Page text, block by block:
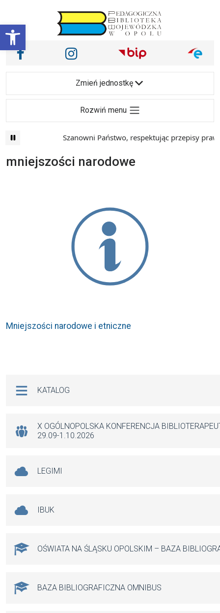
Otwórz pasek narzędzi
Main Navigation
Nasze media społecznościowe i inne
Facebook Instagram
Zmień jednostkę
Rozwiń menu
Szanowni Państwo, respektując przepisy
mniejszości narodowe
Mniejszości narodowe i etniczne
KATALOG
X OGÓLNOPOLSKA KONFERENCJA
29.09-1.10.2026
LEGIMI
IBUK
OŚWIATA NA ŚLĄSKU OPOLSKIM – BAZA
BAZA BIBLIOGRAFICZNA OMNIBUS